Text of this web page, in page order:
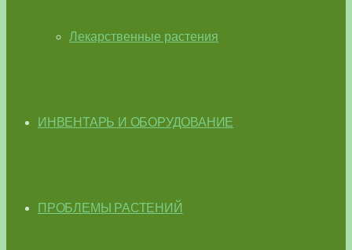
Лекарственные растения
ИНВЕНТАРЬ И ОБОРУДОВАНИЕ
ПРОБЛЕМЫ РАСТЕНИЙ